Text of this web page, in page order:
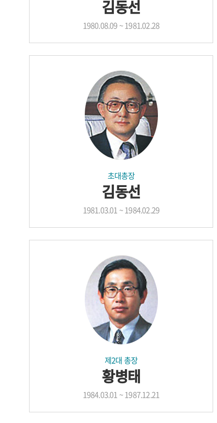
김동선
1980.08.09 ~ 1981.02.28
초대총장
김동선
1981.03.01 ~ 1984.02.29
제2대 총장
황병태
1984.03.01 ~ 1987.12.21